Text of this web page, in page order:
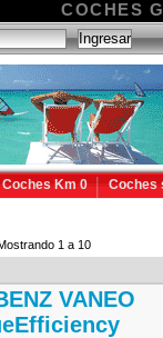
COCHES
Coches Km 0 Coches
1 a 10
VANEO